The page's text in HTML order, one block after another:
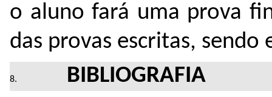
o aluno fará uma prova
das provas escritas,
BIBLIOGRAFIA